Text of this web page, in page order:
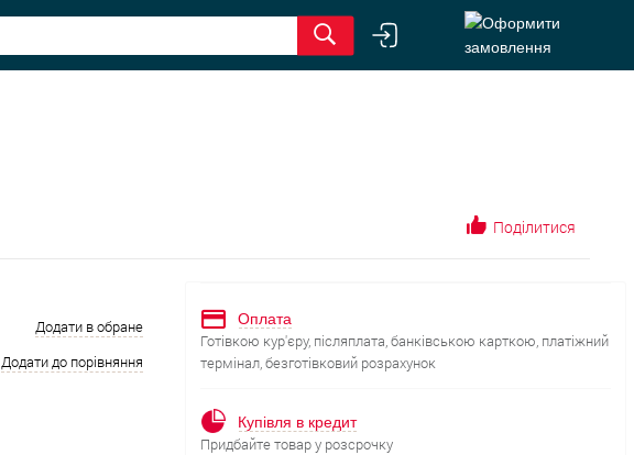
Поділитися
Додати в обране
Додати до порівняння
Оплата
Готівкою кур'єру, післяплата, банківською карткою, платіжний
термінал, безготівковий розрахунок
Купівля в кредит
Придбайте товар у розсрочку